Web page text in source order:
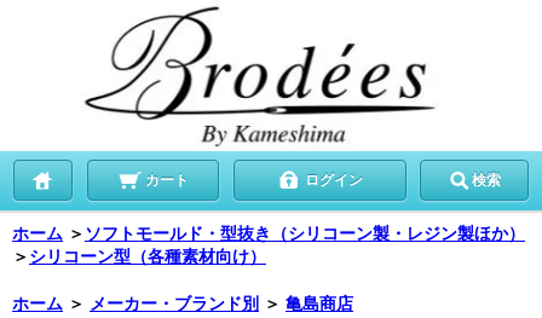
カート ログイン 検索
ホーム ＞ ソフトモールド・型抜き（シリコーン製・レジン製ほか）
＞ シリコーン型（各種素材向け）
ホーム ＞ メーカー・ブランド別 ＞ 亀島商店